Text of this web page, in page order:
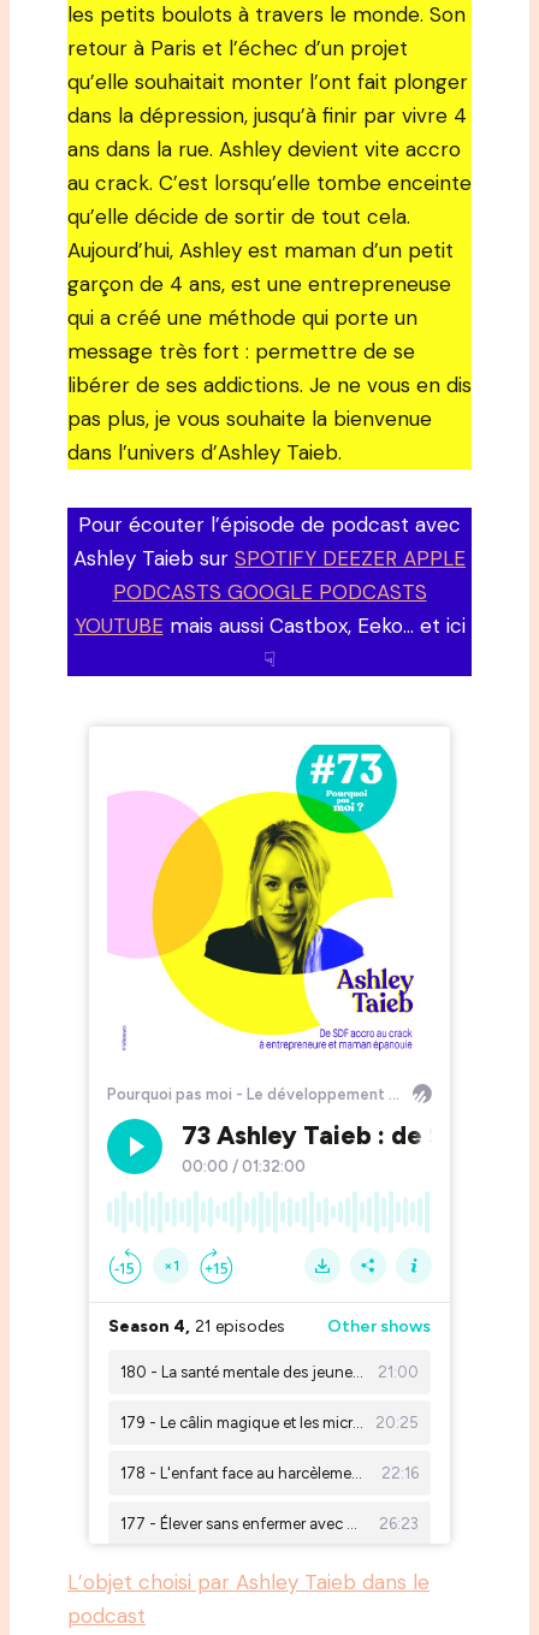
les petits boulots à travers le monde. Son
retour à Paris et l’échec d’un projet
qu’elle souhaitait monter l’ont fait plonger
dans la dépression, jusqu’à finir par vivre 4
ans dans la rue. Ashley devient vite accro
au crack. C’est lorsqu’elle tombe enceinte
qu’elle décide de sortir de tout cela.
Aujourd’hui, Ashley est maman d’un petit
garçon de 4 ans, est une entrepreneuse
qui a créé une méthode qui porte un
message très fort : permettre de se
libérer de ses addictions. Je ne vous en dis
pas plus, je vous souhaite la bienvenue
dans l’univers d’Ashley Taieb.
Pour écouter l’épisode de podcast avec
Ashley Taieb sur SPOTIFY DEEZER APPLE
PODCASTS GOOGLE PODCASTS
YOUTUBE mais aussi Castbox, Eeko… et ici
☟
L’objet choisi par Ashley Taieb dans le
podcast